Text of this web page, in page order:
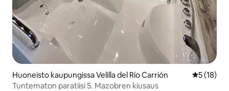
Huoneisto kaupungissa Velilla del Río Carrión
5 (18)
Tuntematon paratiisi 5. Mazobren kiusaus